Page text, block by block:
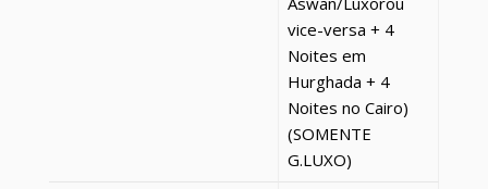
vice-versa + 4
Noites em
Hurghada + 4
Noites no Cairo)
(SOMENTE
G.LUXO)